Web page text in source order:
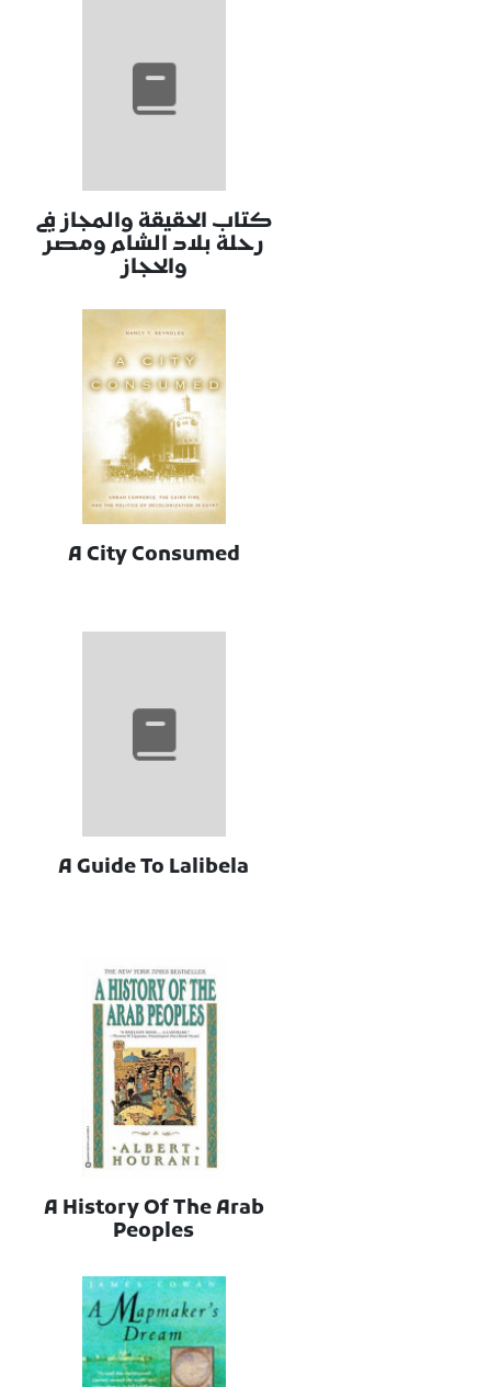
كتاب الحقيقة والمجاز في
رحلة بلاد الشام ومصر
والحجاز
A City Consumed
A Guide To Lalibela
A History Of The Arab
Peoples